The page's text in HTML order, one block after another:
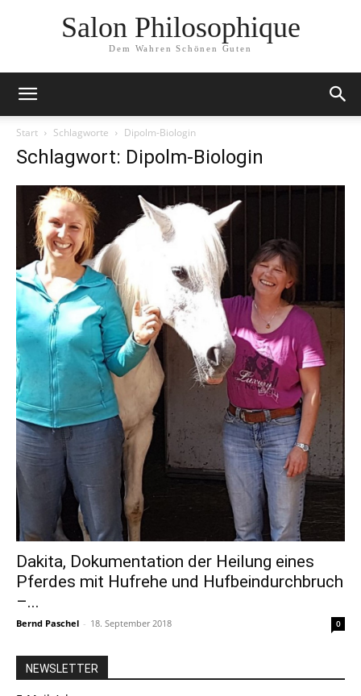
Salon Philosophique
Dem Wahren Schönen Guten
Start Schlagworte Dipolm-Biologin
Schlagwort: Dipolm-Biologin
Dakita, Dokumentation der Heilung eines
Pferdes mit Hufrehe und Hufbeindurchbruch
–...
Bernd Paschel - 18. September 2018 0
NEWSLETTER